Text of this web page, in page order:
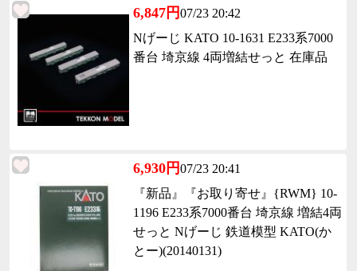
6,847円07/23 20:42
Nげーじ KATO 10-1631 E233系7000
番台 埼京線 4両増結せっと 在庫品
6,930円07/23 20:41
『新品』『お取り寄せ』{RWM} 10-
1196 E233系7000番台 埼京線 増結4両
せっと Nげーじ 鉄道模型 KATO(か
とー)(20140131)